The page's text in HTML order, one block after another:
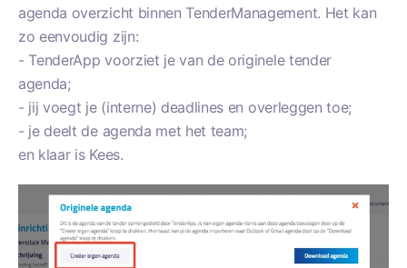
agenda overzicht binnen TenderManagement. Het kan
zo eenvoudig zijn:
- TenderApp voorziet je van de originele tender
agenda;
- jij voegt je (interne) deadlines en overleggen toe;
- je deelt de agenda met het team;
en klaar is Kees.